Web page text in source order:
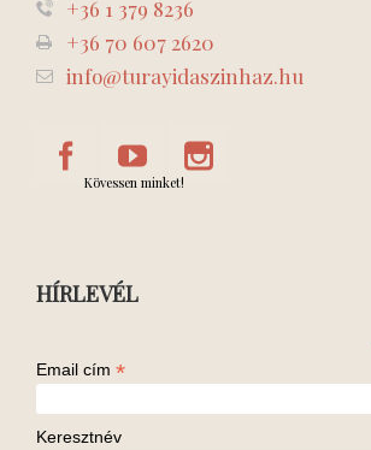
+36 1 379 8236
+36 70 607 2620
info@turayidaszinhaz.hu
Kövessen minket!
HÍRLEVÉL
Email cím *
Keresztnév